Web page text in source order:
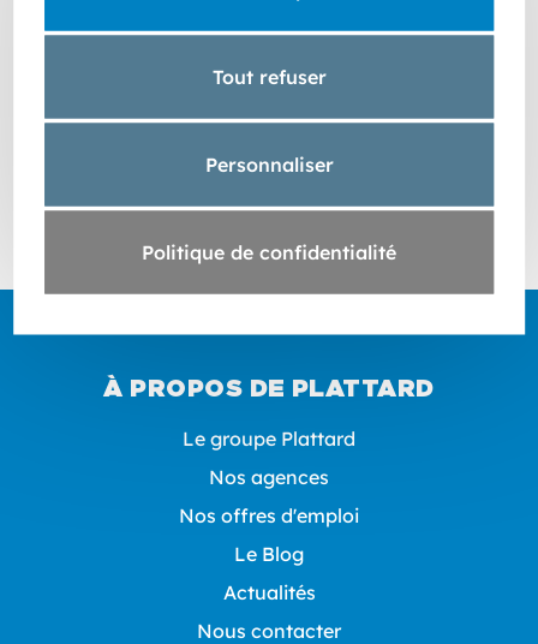
Tout refuser
Personnaliser
Politique de confidentialité
À PROPOS DE PLATTARD
Le groupe Plattard
Nos agences
Nos offres d'emploi
Le Blog
Actualités
Nous contacter